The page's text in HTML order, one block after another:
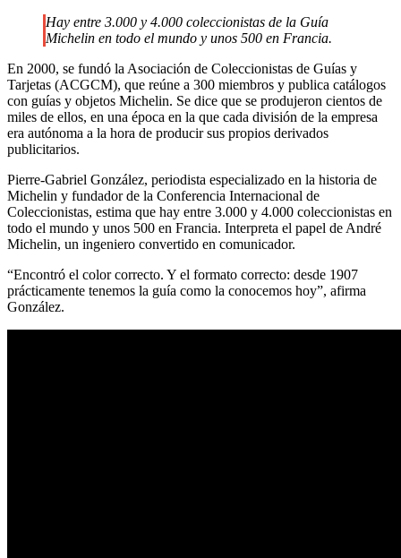
Hay entre 3.000 y 4.000 coleccionistas de la Guía
Michelin en todo el mundo y unos 500 en Francia.
En 2000, se fundó la Asociación de Coleccionistas de Guías y
Tarjetas (ACGCM), que reúne a 300 miembros y publica catálogos
con guías y objetos Michelin. Se dice que se produjeron cientos de
miles de ellos, en una época en la que cada división de la empresa
era autónoma a la hora de producir sus propios derivados
publicitarios.
Pierre-Gabriel González, periodista especializado en la historia de
Michelin y fundador de la Conferencia Internacional de
Coleccionistas, estima que hay entre 3.000 y 4.000 coleccionistas en
todo el mundo y unos 500 en Francia. Interpreta el papel de André
Michelin, un ingeniero convertido en comunicador.
“Encontró el color correcto. Y el formato correcto: desde 1907
prácticamente tenemos la guía como la conocemos hoy”, afirma
González.